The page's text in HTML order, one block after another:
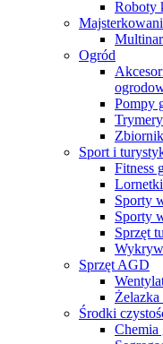
Roboty
Ogród
Pompy
Sport i
Fitness
Sporty
Sporty
Sprzęt
Sprzęt AGD
Żelazka
Środki
Chemia